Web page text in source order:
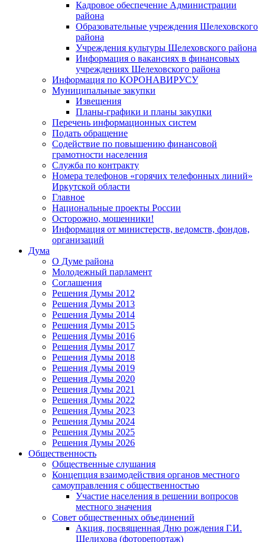
Кадровое обеспечение Администрации
района
Образовательные учреждения Шелеховского
района
Учреждения культуры Шелеховского района
Информация о вакансиях в финансовых
учреждениях Шелеховского района
Информация по КОРОНАВИРУСУ
Муниципальные закупки
Извещения
Планы-графики и планы закупки
Перечень информационных систем
Подать обращение
Содействие по повышению финансовой
грамотности населения
Служба по контракту
Номера телефонов «горячих телефонных линий»
Иркутской области
Главное
Национальные проекты России
Осторожно, мошенники!
Информация от министерств, ведомств, фондов,
организаций
Дума
О Думе района
Молодежный парламент
Соглашения
Решения Думы 2012
Решения Думы 2013
Решения Думы 2014
Решения Думы 2015
Решения Думы 2016
Решения Думы 2017
Решения Думы 2018
Решения Думы 2019
Решения Думы 2020
Решения Думы 2021
Решения Думы 2022
Решения Думы 2023
Решения Думы 2024
Решения Думы 2025
Решения Думы 2026
Общественность
Общественные слушания
Концепция взаимодействия органов местного
самоуправления с общественностью
Участие населения в решении вопросов
местного значения
Совет общественных объединений
Акция, посвященная Дню рождения Г.И.
Шелихова (фоторепортаж)